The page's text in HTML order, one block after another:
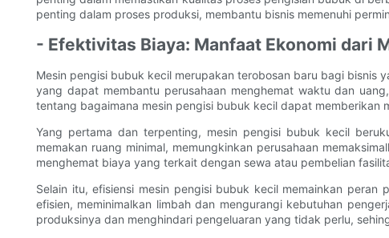
penting dalam proses produksi, membantu bisnis memenuhi
- Efektivitas Biaya: Manfaat Ekonomi dari
Mesin pengisi bubuk kecil merupakan terobosan baru bagi bisnis
yang dapat membantu perusahaan menghemat waktu dan
tentang bagaimana mesin pengisi bubuk kecil dapat memberikan
Yang pertama dan terpenting, mesin pengisi bubuk kecil
memakan ruang minimal, memungkinkan perusahaan
menghemat biaya yang terkait dengan sewa atau pembelian
Selain itu, efisiensi mesin pengisi bubuk kecil memainkan
efisien, meminimalkan limbah dan mengurangi kebutuhan
produksinya dan menghindari pengeluaran yang tidak perlu,